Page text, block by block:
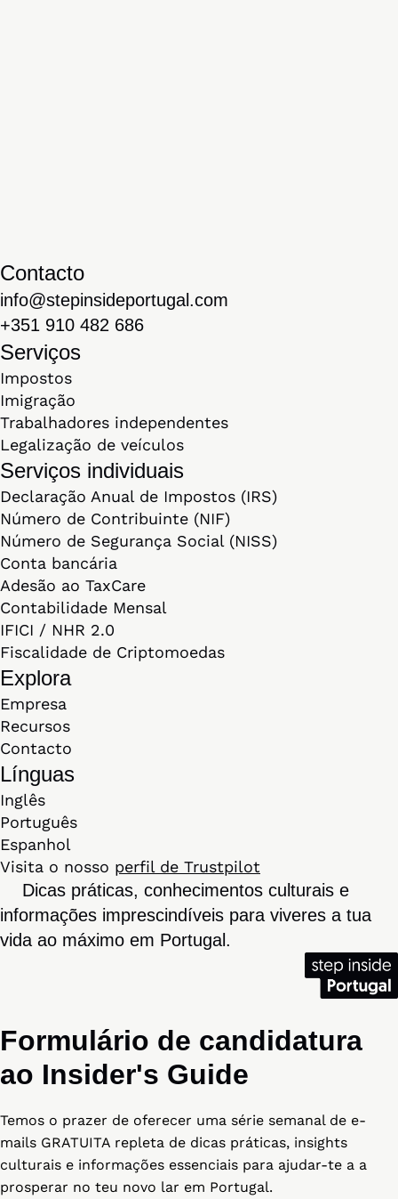
Contacto
info@stepinsideportugal.com
+351 910 482 686
Serviços
Impostos
Imigração
Trabalhadores independentes
Legalização de veículos
Serviços individuais
Declaração Anual de Impostos (IRS)
Número de Contribuinte (NIF)
Número de Segurança Social (NISS)
Conta bancária
Adesão ao TaxCare
Contabilidade Mensal
IFICI / NHR 2.0
Fiscalidade de Criptomoedas
Explora
Empresa
Recursos
Contacto
Línguas
Inglês
Português
Espanhol
Visita o nosso perfil de Trustpilot
Dicas práticas, conhecimentos culturais e
informações imprescindíveis para viveres a tua
vida ao máximo em Portugal.
Formulário de candidatura
ao Insider's Guide
Temos o prazer de oferecer uma série semanal de e-
mails GRATUITA repleta de dicas práticas, insights
culturais e informações essenciais para ajudar-te a a
prosperar no teu novo lar em Portugal.